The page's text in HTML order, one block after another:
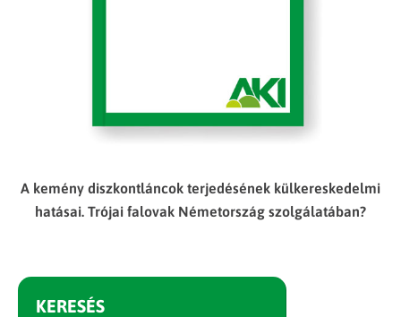
A kemény diszkontláncok terjedésének külkereskedelmi
hatásai. Trójai falovak Németország szolgálatában?
KERESÉS